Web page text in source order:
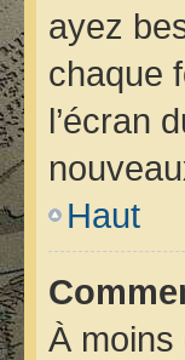
ayez
chaque
l’écran
Haut
À moins